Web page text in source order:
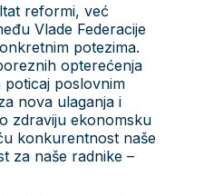
reformi, već
Vlade Federacije
potezima.
opterećenja
poticaj poslovnim
nova ulaganja i
zdraviju ekonomsku
konkurentnost naše
za naše radnike –